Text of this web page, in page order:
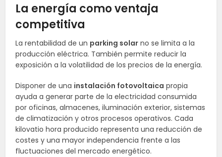
La energía como ventaja
competitiva
La rentabilidad de un parking solar no se limita a la
producción eléctrica. También permite reducir la
exposición a la volatilidad de los precios de la energía.
Disponer de una instalación fotovoltaica propia
ayuda a generar parte de la electricidad consumida
por oficinas, almacenes, iluminación exterior, sistemas
de climatización y otros procesos operativos. Cada
kilovatio hora producido representa una reducción de
costes y una mayor independencia frente a las
fluctuaciones del mercado energético.